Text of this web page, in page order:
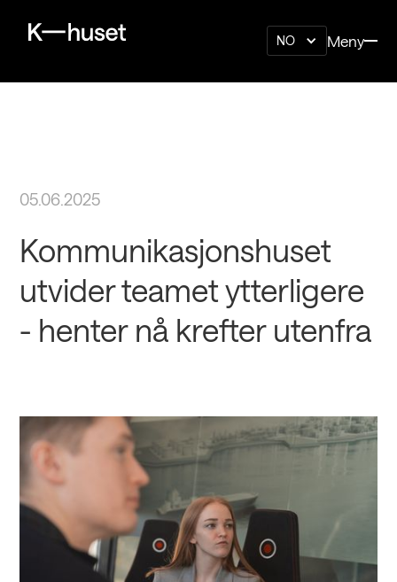
NO Meny
05.06.2025
Kommunikasjonshuset
utvider teamet ytterligere
- henter nå krefter utenfra